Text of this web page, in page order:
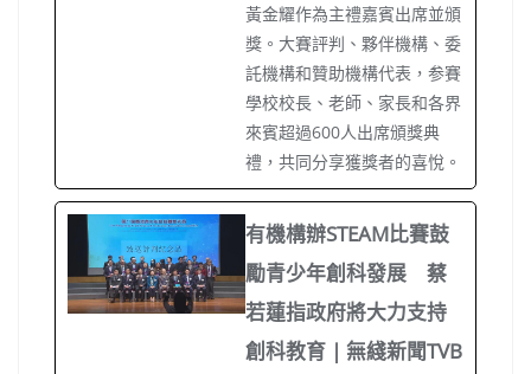
黃金耀作為主禮嘉賓出席並頒
獎。大賽評判、夥伴機構、委
託機構和贊助機構代表，参賽
學校校長、老師、家長和各界
來賓超過600人出席頒獎典
禮，共同分享獲獎者的喜悅。
有機構辦STEAM比賽鼓
勵青少年創科發展 蔡
若蓮指政府將大力支持
創科教育 | 無綫新聞TVB